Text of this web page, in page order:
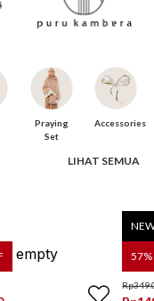
Praying
Set
Accessories
LIHAT SEMUA
57
Rp